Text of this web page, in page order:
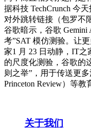
据科技 TechCrunch 今
对外跳转链接（包罗不
谷歌暗示，谷歌
考”SAT 模仿测验。让
家1 月 23 日动静，IT
的尺度化测验，谷歌的
则之举”，用于传送更
Princeton Review）等教
关于我们